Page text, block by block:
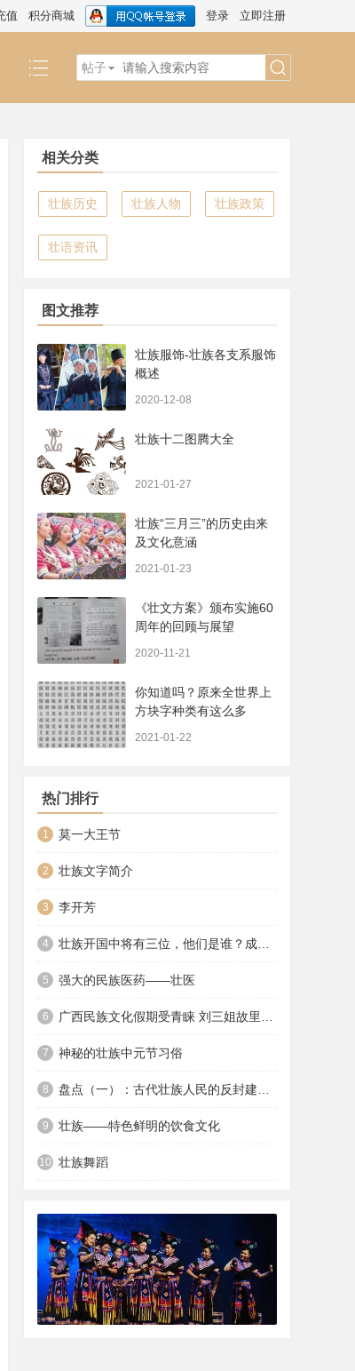
值 积分商城 登录 立即注册
帖子
相关分类
壮族历史 壮族人物 壮族政策
壮语资讯
图文推荐
壮族服饰-壮族各支系服饰
概述
2020-12-08
壮族十二图腾大全
2021-01-27
壮族“三月三”的历史由来
及文化意涵
2021-01-23
《壮文方案》颁布实施60
周年的回顾与展望
2020-11-21
你知道吗？原来全世界上
方块字种类有这么多
2021-01-22
热门排行
1 莫一大王节
2 壮族文字简介
3 李开芳
4
5 强大的民族医药——壮医
6
7 神秘的壮族中元节习俗
8
9 壮族——特色鲜明的饮食文化
10 壮族舞蹈